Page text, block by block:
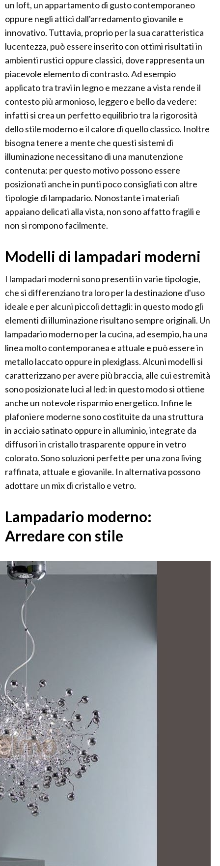
un loft, un appartamento di gusto contemporaneo
oppure negli attici dall'arredamento giovanile e
innovativo. Tuttavia, proprio per la sua caratteristica
lucentezza, può essere inserito con ottimi risultati in
ambienti rustici oppure classici, dove rappresenta un
piacevole elemento di contrasto. Ad esempio
applicato tra travi in legno e mezzane a vista rende il
contesto più armonioso, leggero e bello da vedere:
infatti si crea un perfetto equilibrio tra la rigorosità
dello stile moderno e il calore di quello classico. Inoltre
bisogna tenere a mente che questi sistemi di
illuminazione necessitano di una manutenzione
contenuta: per questo motivo possono essere
posizionati anche in punti poco consigliati con altre
tipologie di lampadario. Nonostante i materiali
appaiano delicati alla vista, non sono affatto fragili e
non si rompono facilmente.
Modelli di lampadari moderni
I lampadari moderni sono presenti in varie tipologie,
che si differenziano tra loro per la destinazione d'uso
ideale e per alcuni piccoli dettagli: in questo modo gli
elementi di illuminazione risultano sempre originali. Un
lampadario moderno per la cucina, ad esempio, ha una
linea molto contemporanea e attuale e può essere in
metallo laccato oppure in plexiglass. Alcuni modelli si
caratterizzano per avere più braccia, alle cui estremità
sono posizionate luci al led: in questo modo si ottiene
anche un notevole risparmio energetico. Infine le
plafoniere moderne sono costituite da una struttura
in acciaio satinato oppure in alluminio, integrate da
diffusori in cristallo trasparente oppure in vetro
colorato. Sono soluzioni perfette per una zona living
raffinata, attuale e giovanile. In alternativa possono
adottare un mix di cristallo e vetro.
Lampadario moderno:
Arredare con stile